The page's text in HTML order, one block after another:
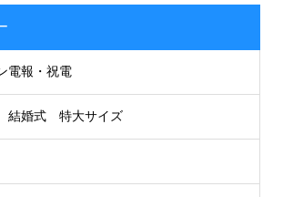
電報・祝電
結婚式 特大サイズ